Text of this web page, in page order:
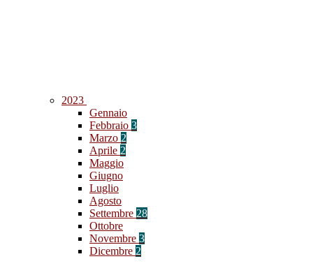
2023
Gennaio
Febbraio 3
Marzo 2
Aprile 2
Maggio
Giugno
Luglio
Agosto
Settembre 28
Ottobre
Novembre 3
Dicembre 2